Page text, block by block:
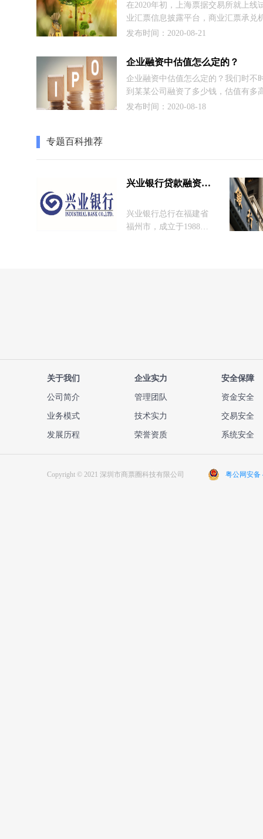
在2020年初，上海票据交易所就上线
业汇票信息披露平台，商业汇票承兑
过平台披露票据相关信息，这意味着
市场，商票市场也是备受关注的，也
发布时间：2020-08-21
企业融资中估值怎么定的？
企业融资中估值怎么定的？我们时不
到某某公司融资了多少钱，估值有多
而这些值是怎么来的？这里我们一起
发布时间：2020-08-18
专题百科推荐
兴业银行贷款融资产品
兴业银行总行在福建省
福州市，成立于1988年8
关于我们
公司简介
业务模式
发展历程
企业实力
管理团队
技术实力
荣誉资质
安全保障
资金安全
交易安全
系统安全
Copyright © 2021 深圳市商票圈科技有限公司 粤公网安备